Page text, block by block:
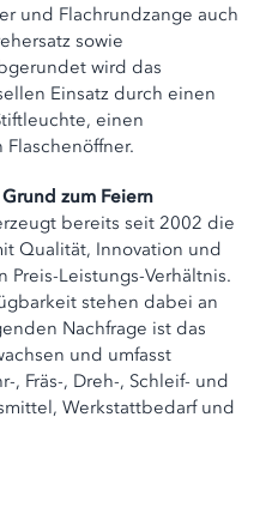
und Flachrundzange auch
sowie
wird das
Einsatz durch einen
einen
zum Feiern
bereits seit 2002 die
Qualität, Innovation und
Preis-Leistungs-Verhältnis.
stehen dabei an
Nachfrage ist das
und umfasst
, Fräs-, Dreh-, Schleif- und
Werkstattbedarf und